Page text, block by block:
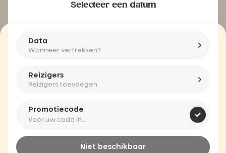
Selecteer een datum
Data
Wanneer vertrekken?
Reizigers
Reizigers toevoegen
Promotiecode
Niet beschikbaar